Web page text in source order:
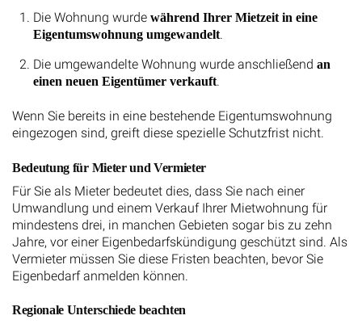
Die Wohnung wurde während Ihrer Mietzeit in eine
Eigentumswohnung umgewandelt.
Die umgewandelte Wohnung wurde anschließend an
einen neuen Eigentümer verkauft.
Wenn Sie bereits in eine bestehende Eigentumswohnung
eingezogen sind, greift diese spezielle Schutzfrist nicht.
Bedeutung für Mieter und Vermieter
Für Sie als Mieter bedeutet dies, dass Sie nach einer
Umwandlung und einem Verkauf Ihrer Mietwohnung für
mindestens drei, in manchen Gebieten sogar bis zu zehn
Jahre, vor einer Eigenbedarfskündigung geschützt sind. Als
Vermieter müssen Sie diese Fristen beachten, bevor Sie
Eigenbedarf anmelden können.
Regionale Unterschiede beachten